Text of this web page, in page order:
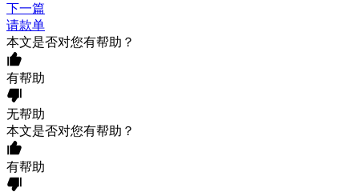
下一篇
请款单
本文是否对您有帮助？
有帮助
无帮助
本文是否对您有帮助？
有帮助